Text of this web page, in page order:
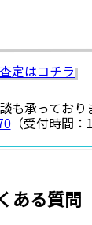
も承っており
（受付時間：
ある質問